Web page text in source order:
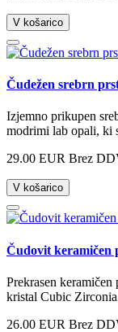
V košarico
Čudežen srebrn
Izjemno prikupen
modrimi lab opali, ki
29.00 EUR Brez
V košarico
Čudovit keramičen
Prekrasen
kristal Cubic
26.00 EUR Brez